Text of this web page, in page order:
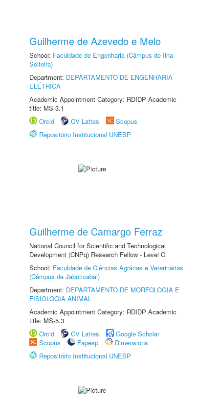
Guilherme de Azevedo e Melo
School: Faculdade de Engenharia (Câmpus de Ilha
Solteira)
Department: DEPARTAMENTO DE ENGENHARIA
ELÉTRICA
Academic Appointment Category: RDIDP Academic
title: MS-3.1
Orcid
CV Lattes
Scopus
Repositório Institucional UNESP
Guilherme de Camargo Ferraz
National Council for Scientific and Technological
Development (CNPq) Research Fellow - Level C
School: Faculdade de Ciências Agrárias e Veterinárias
(Câmpus de Jaboticabal)
Department: DEPARTAMENTO DE MORFOLOGIA E
FISIOLOGIA ANIMAL
Academic Appointment Category: RDIDP Academic
title: MS-5.3
Orcid
CV Lattes
Google Scholar
Scopus
Fapesp
Dimensions
Repositório Institucional UNESP